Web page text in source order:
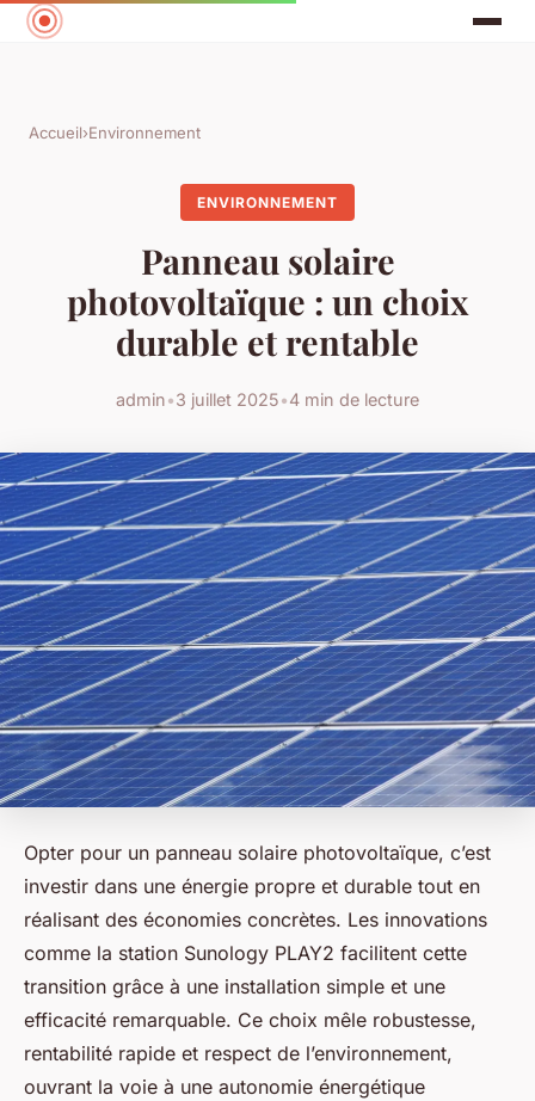
Accueil›Environnement
ENVIRONNEMENT
Panneau solaire
photovoltaïque : un choix
durable et rentable
admin•3 juillet 2025•4 min de lecture
Opter pour un panneau solaire photovoltaïque, c’est
investir dans une énergie propre et durable tout en
réalisant des économies concrètes. Les innovations
comme la station Sunology PLAY2 facilitent cette
transition grâce à une installation simple et une
efficacité remarquable. Ce choix mêle robustesse,
rentabilité rapide et respect de l’environnement,
ouvrant la voie à une autonomie énergétique